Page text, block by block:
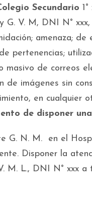
Secundario
G. V. M, DNI N° xxx,
amenaza; de
pertenencias;
de correos
imágenes sin
en cualquier
de disponer
G. N. M. en el
Disponer la
M. L., DNI N° xxx